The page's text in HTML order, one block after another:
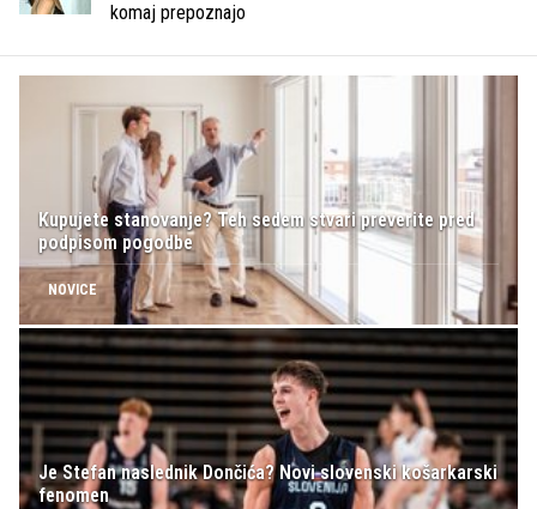
komaj prepoznajo
Kupujete stanovanje? Teh sedem stvari preverite pred
podpisom pogodbe
NOVICE
Je Stefan naslednik Dončića? Novi slovenski košarkarski
fenomen